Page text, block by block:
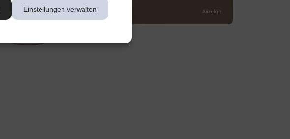
Einstellungen verwalten